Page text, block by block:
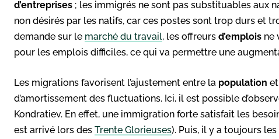
d’entreprises ; les immigrés ne sont pas substituables aux
non désirés par les natifs, car ces postes sont trop durs et
demande sur le marché du travail, les offreurs d’emplois ne
pour les emplois difficiles, ce qui va permettre une
Les migrations favorisent l’ajustement entre la population
d’amortissement des fluctuations. Ici, il est possible
Kondratiev. En effet, une immigration forte satisfait les
est arrivé lors des Trente Glorieuses). Puis, il y a toujours